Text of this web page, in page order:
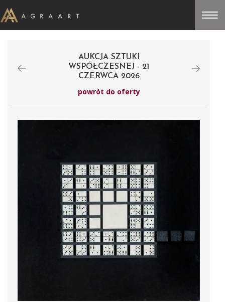
AUKCJA SZTUKI
WSPÓŁCZESNEJ - 21
CZERWCA 2026
powrót do oferty